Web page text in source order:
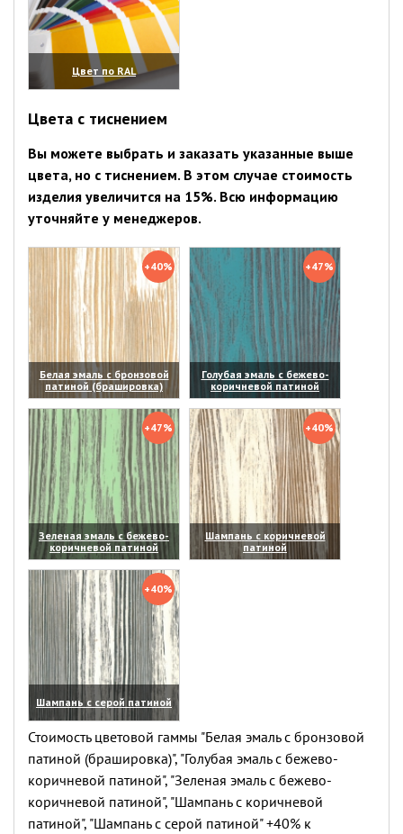
Цвет по RAL
(увеличить)
Цвета с тиснением
Вы можете выбрать и заказать указанные выше
цвета, но с тиснением. В этом случае стоимость
изделия увеличится на 15%. Всю информацию
уточняйте у менеджеров.
+40%
Белая эмаль с бронзовой
патиной (брашировка)
(увеличить)
+47%
Голубая эмаль с бежево-
коричневой патиной
(увеличить)
+47%
Зеленая эмаль с бежево-
коричневой патиной
(увеличить)
+40%
Шампань с коричневой
патиной
(увеличить)
+40%
Шампань с серой патиной
(увеличить)
Стоимость цветовой гаммы "Белая эмаль с бронзовой
патиной (брашировка)", "Голубая эмаль с бежево-
коричневой патиной", "Зеленая эмаль с бежево-
коричневой патиной", "Шампань с коричневой
патиной", "Шампань с серой патиной" +40% к